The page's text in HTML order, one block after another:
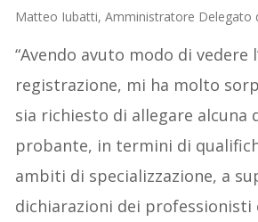
Matteo Iubatti, Amministratore Delegato
“Avendo avuto modo di vedere
registrazione, mi ha molto
sia richiesto di allegare alcuna
probante, in termini di
ambiti di specializzazione, a
dichiarazioni dei professionisti